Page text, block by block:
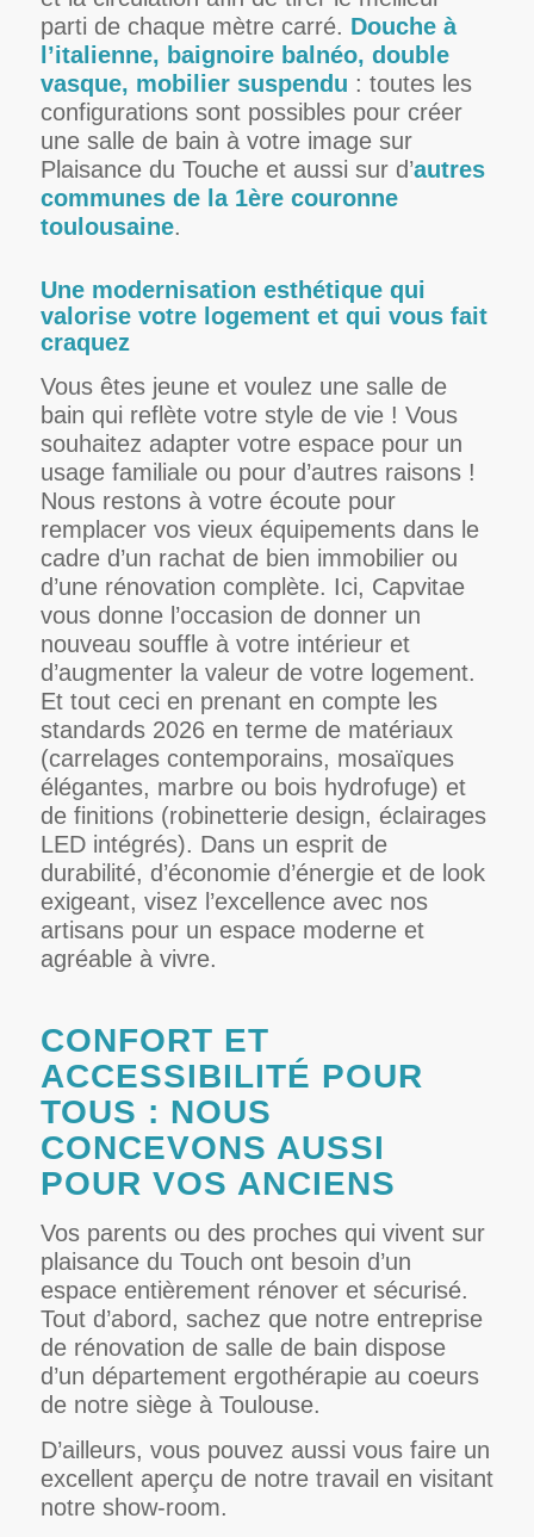
parti de chaque mètre carré. Douche à
l’italienne, baignoire balnéo, double
vasque, mobilier suspendu : toutes les
configurations sont possibles pour créer
une salle de bain à votre image sur
Plaisance du Touche et aussi sur d’autres
communes de la 1ère couronne
toulousaine.
Une modernisation esthétique qui
valorise votre logement et qui vous fait
craquez
Vous êtes jeune et voulez une salle de
bain qui reflète votre style de vie ! Vous
souhaitez adapter votre espace pour un
usage familiale ou pour d’autres raisons !
Nous restons à votre écoute pour
remplacer vos vieux équipements dans le
cadre d’un rachat de bien immobilier ou
d’une rénovation complète. Ici, Capvitae
vous donne l’occasion de donner un
nouveau souffle à votre intérieur et
d’augmenter la valeur de votre logement.
Et tout ceci en prenant en compte les
standards 2026 en terme de matériaux
(carrelages contemporains, mosaïques
élégantes, marbre ou bois hydrofuge) et
de finitions (robinetterie design, éclairages
LED intégrés). Dans un esprit de
durabilité, d’économie d’énergie et de look
exigeant, visez l’excellence avec nos
artisans pour un espace moderne et
agréable à vivre.
CONFORT ET
ACCESSIBILITÉ POUR
TOUS : NOUS
CONCEVONS AUSSI
POUR VOS ANCIENS
Vos parents ou des proches qui vivent sur
plaisance du Touch ont besoin d’un
espace entièrement rénover et sécurisé.
Tout d’abord, sachez que notre entreprise
de rénovation de salle de bain dispose
d’un département ergothérapie au coeurs
de notre siège à Toulouse.
D’ailleurs, vous pouvez aussi vous faire un
excellent aperçu de notre travail en visitant
notre show-room.